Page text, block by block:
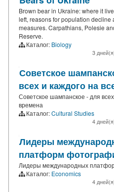
Brown bear in Ukraine: where it
left, reasons for population decline
measures. Carpathians, Polesie
Reserve.
Каталог: Biology
3
Советское
всех и каждого на
Советское шампанское - для
времена
Каталог:Cultural Studies
4
Лидеры
платформ
Лидеры международных
Каталог: Economics
4